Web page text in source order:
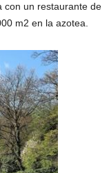
con un restaurante de
m2 en la azotea.